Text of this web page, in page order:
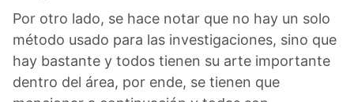
Por otro lado, se hace notar que no hay un solo
método usado para las investigaciones, sino que
hay bastante y todos tienen su arte importante
dentro del área, por ende, se tienen que